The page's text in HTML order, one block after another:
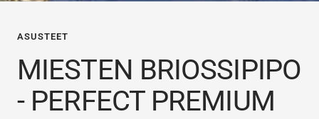
ASUSTEET
MIESTEN BRIOSSIPIPO
- PERFECT PREMIUM